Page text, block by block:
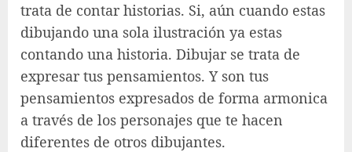
trata de contar historias. Si, aún cuando estas
dibujando una sola ilustración ya estas
contando una historia. Dibujar se trata de
expresar tus pensamientos. Y son tus
pensamientos expresados de forma armonica
a través de los personajes que te hacen
diferentes de otros dibujantes.